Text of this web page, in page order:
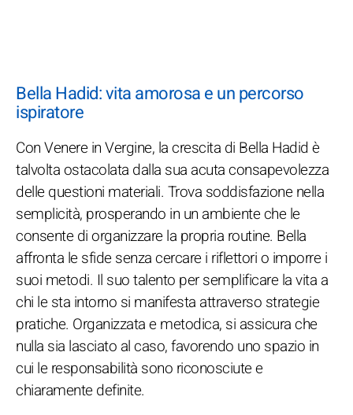
Bella Hadid: vita amorosa e un percorso
ispiratore
Con Venere in Vergine, la crescita di Bella Hadid è
talvolta ostacolata dalla sua acuta consapevolezza
delle questioni materiali. Trova soddisfazione nella
semplicità, prosperando in un ambiente che le
consente di organizzare la propria routine. Bella
affronta le sfide senza cercare i riflettori o imporre i
suoi metodi. Il suo talento per semplificare la vita a
chi le sta intorno si manifesta attraverso strategie
pratiche. Organizzata e metodica, si assicura che
nulla sia lasciato al caso, favorendo uno spazio in
cui le responsabilità sono riconosciute e
chiaramente definite.